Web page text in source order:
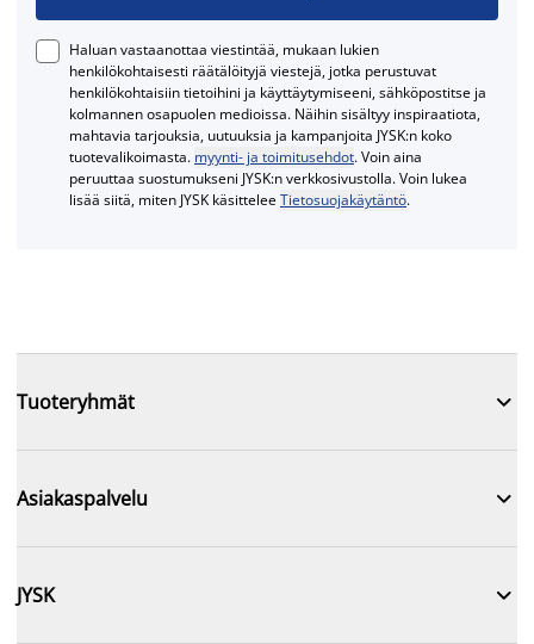
Haluan vastaanottaa viestintää, mukaan lukien
henkilökohtaisesti räätälöityjä viestejä, jotka perustuvat
henkilökohtaisiin tietoihini ja käyttäytymiseeni, sähköpostitse ja
kolmannen osapuolen medioissa. Näihin sisältyy inspiraatiota,
mahtavia tarjouksia, uutuuksia ja kampanjoita JYSK:n koko
tuotevalikoimasta. myynti- ja toimitusehdot. Voin aina
peruuttaa suostumukseni JYSK:n verkkosivustolla. Voin lukea
lisää siitä, miten JYSK käsitteleeTietosuojakäytäntö.
Tuoteryhmät 
Asiakaspalvelu 
JYSK 